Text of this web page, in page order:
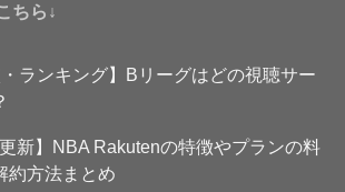
ちら↓
ランキング】Bリーグはどの視聴サー
新】NBA Rakutenの特徴やプランの料
約方法まとめ